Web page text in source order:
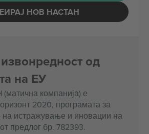
НОВ НАСТАН
од
на ЕУ
(матична компанија) е
2020, програмата за
истражување и иновации на
предлог бр. 782393.